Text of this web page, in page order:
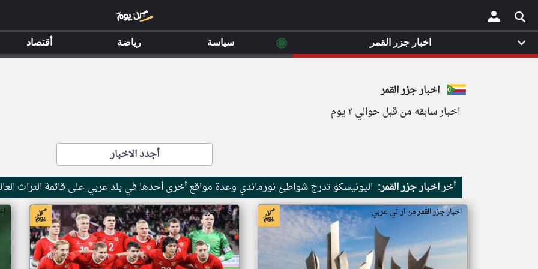
×
اخبار جزر القمر
اخبار سابقه من قبل حوالي ٢ يوم
أجدد الاخبار
أخراخبار جزر القمر: اليونيسكو تدرج شواطئ نورماندي وعدة مواقع أخرى أحدها في بلد عربي على قائمة التراث
اخبار جزر القمر من ار تي عربي اخبار جزر القمر من ار تي عربي
اخبار جزر القمر ◉ سياسة رياضة أقتصاد